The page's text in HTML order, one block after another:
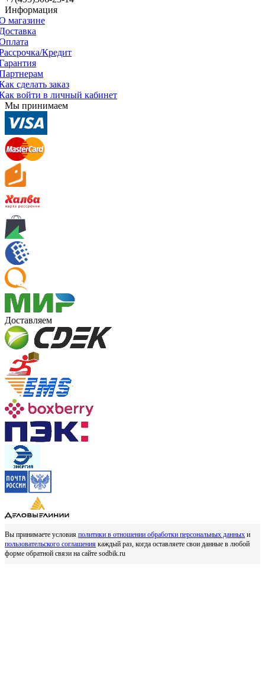
Информация
магазине
Кредит
сделать заказ
войти в личный кабинет
Мы принимаем
Доставляем
Вы принимаете условия политики в отношении обработки персональных данных и
пользовательского соглашения каждый раз, когда оставляете свои данные в любой
форме обратной связи на сайте sodbik.ru